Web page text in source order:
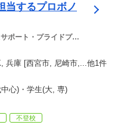
当するプロボノ
ポート・プライドプロ
兵庫 [西宮市, 尼崎市,...他1件
心)・学生(大, 専)
不登校